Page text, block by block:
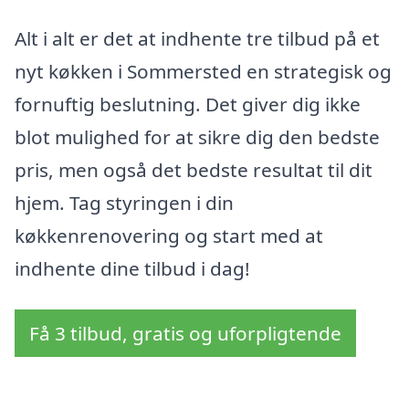
Alt i alt er det at indhente tre tilbud på et
nyt køkken i Sommersted en strategisk og
fornuftig beslutning. Det giver dig ikke
blot mulighed for at sikre dig den bedste
pris, men også det bedste resultat til dit
hjem. Tag styringen i din
køkkenrenovering og start med at
indhente dine tilbud i dag!
Få 3 tilbud, gratis og uforpligtende